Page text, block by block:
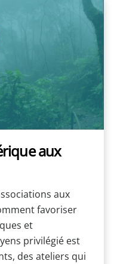
aux
aux
favoriser
et
privilégié est
des ateliers qui